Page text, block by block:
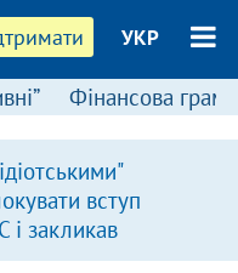
УКР
Фінансова
вступ
і закликав